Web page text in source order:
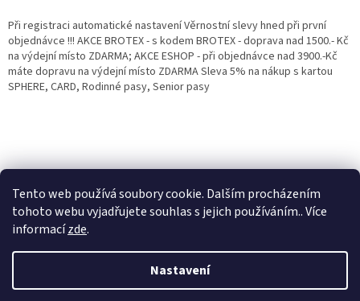
Tento web používá soubory cookie. Dalším procházením
tohoto webu vyjadřujete souhlas s jejich používáním.. Více
informacízde.
Nastavení
nastavená Věrnostní sleva 3% - 10% na Všechny Vaše další nákupy. Čím
víc nakoupíte, tím větší slevu můžete získat. Vaše objednávky se sčítají.
Při registraci automatické nastavení Věrnostní slevy hned při první
objednávce !!! AKCE BROTEX - s kodem BROTEX - doprava nad 1500.- Kč
na výdejní místo ZDARMA; AKCE ESHOP - při objednávce nad 3900.-Kč
máte dopravu na výdejní místo ZDARMA Sleva 5% na nákup s kartou
SPHERE, CARD, Rodinné pasy, Senior pasy